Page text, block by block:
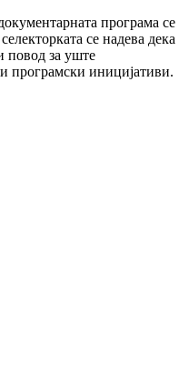
програма се
се надева дека
повод за уште
програмски иницијативи.